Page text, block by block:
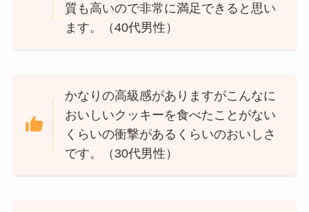
質も高いので非常に満足できると思い
ます。（40代男性）
かなりの高級感がありますがこんなに
おいしいクッキーを食べたことがない
くらいの衝撃があるくらいのおいしさ
です。（30代男性）